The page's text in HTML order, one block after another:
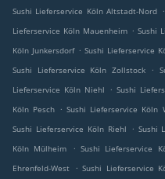
Sushi Lieferservice Köln Altstadt-Nord .
Lieferservice Köln Mauenheim . Sushi
Köln Junkersdorf . Sushi Lieferservice
Sushi Lieferservice Köln Zollstock
.
Lieferservice Köln Niehl
. Sushi
Köln Pesch . Sushi Lieferservice Köln
Sushi Lieferservice Köln Riehl
. Sushi
Köln Mülheim
. Sushi Lieferservice
Ehrenfeld-West
. Sushi Lieferservice